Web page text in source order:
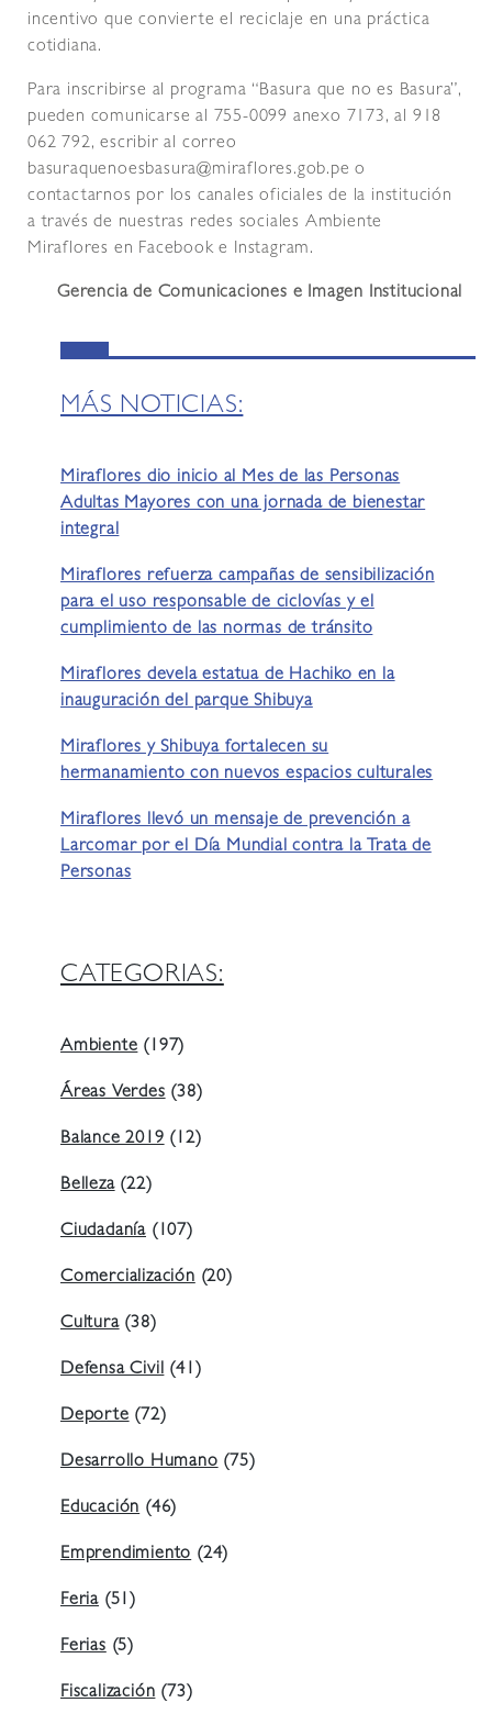
incentivo que convierte el reciclaje en una práctica
cotidiana.
Para inscribirse al programa “Basura que no es Basura”,
pueden comunicarse al 755-0099 anexo 7173, al 918
062 792, escribir al correo
basuraquenoesbasura@miraflores.gob.pe o
contactarnos por los canales oficiales de la institución
a través de nuestras redes sociales Ambiente
Miraflores en Facebook e Instagram.
Gerencia de Comunicaciones e Imagen Institucional
MÁS NOTICIAS:
Miraflores dio inicio al Mes de las Personas
Adultas Mayores con una jornada de bienestar
integral
Miraflores refuerza campañas de sensibilización
para el uso responsable de ciclovías y el
cumplimiento de las normas de tránsito
Miraflores devela estatua de Hachiko en la
inauguración del parque Shibuya
Miraflores y Shibuya fortalecen su
hermanamiento con nuevos espacios culturales
Miraflores llevó un mensaje de prevención a
Larcomar por el Día Mundial contra la Trata de
Personas
CATEGORIAS:
Ambiente(197)
Áreas Verdes(38)
Balance 2019(12)
Belleza(22)
Ciudadanía (107)
Comercialización(20)
Cultura(38)
Defensa Civil(41)
Deporte(72)
Desarrollo Humano(75)
Educación(46)
Emprendimiento(24)
Feria (51)
Ferias(5)
Fiscalización(73)